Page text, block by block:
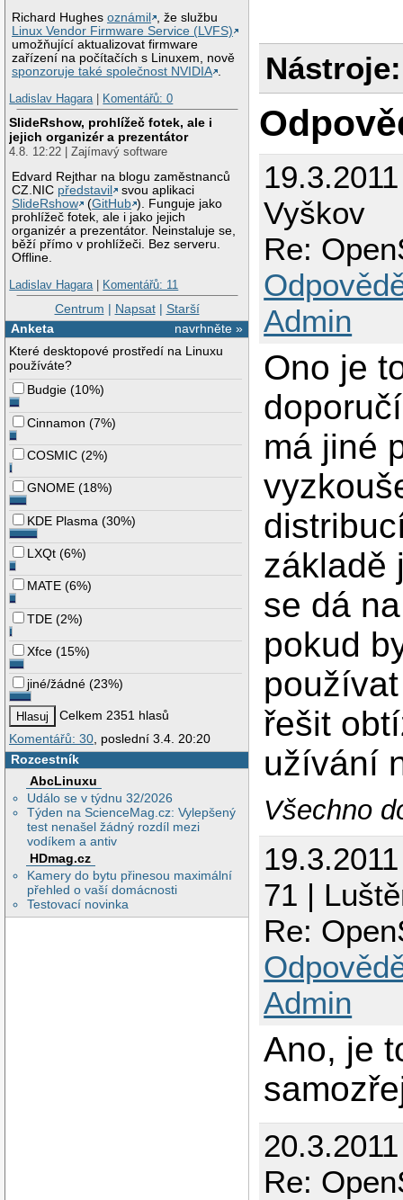
Richard Hughesoznámil
, že službu
Linux Vendor Firmware Service (LVFS)
umožňující aktualizovat firmware
zařízení na počítačích s Linuxem, nově
sponzoruje také společnost NVIDIA .
Ladislav Hagara| Komentářů: 0
SlideRshow, prohlížeč fotek, ale i
jejich organizér a prezentátor
4.8. 12:22 | Zajímavý software
Edvard Rejthar na blogu zaměstnanců
CZ.NIC představil
svou aplikaci
SlideRshow
(GitHub ). Funguje jako
prohlížeč fotek, ale i jako jejich
organizér a prezentátor. Neinstaluje se,
běží přímo v prohlížeči. Bez serveru.
Offline.
Ladislav Hagara| Komentářů: 11
Centrum | Napsat| Starší
navrhněte »
Anketa
Které desktopové prostředí na Linuxu
používáte?
Budgie (10%)
Cinnamon (7%)
COSMIC (2%)
GNOME (18%)
KDE Plasma (30%)
LXQt (6%)
MATE (6%)
TDE (2%)
Xfce (15%)
jiné/žádné (23%)
Celkem 2351 hlasů
Komentářů: 30 , poslední 3.4. 20:20
Rozcestník
AbcLinuxu
Událo se v týdnu 32/2026
Týden na ScienceMag.cz: Vylepšený
test nenašel žádný rozdíl mezi
vodíkem a antiv
HDmag.cz
Kamery do bytu přinesou maximální
přehled o vaší domácnosti
Testovací novinka
Nástroje:
Vyškov
Re:
Admin
Ono je
má jiné
základě
se dá
pokud
řešit
užívání
Všechno
71 |
Re:
Admin
Ano, je
Re: